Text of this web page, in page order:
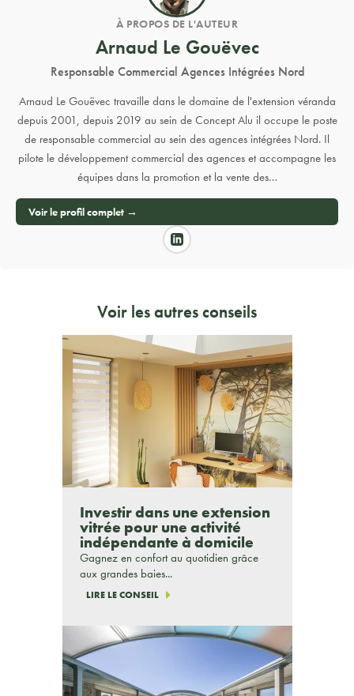
À PROPOS DE L'AUTEUR
Arnaud Le Gouëvec
Responsable Commercial Agences Intégrées Nord
Arnaud Le Gouëvec travaille dans le domaine de l'extension véranda
depuis 2001, depuis 2019 au sein de Concept Alu il occupe le poste
de responsable commercial au sein des agences intégrées Nord. Il
pilote le développement commercial des agences et accompagne les
équipes dans la promotion et la vente des…
Voir le profil complet →
Voir les autres conseils
Investir dans une extension
vitrée pour une activité
indépendante à domicile
Gagnez en confort au quotidien grâce
aux grandes baies...
LIRE LE CONSEIL